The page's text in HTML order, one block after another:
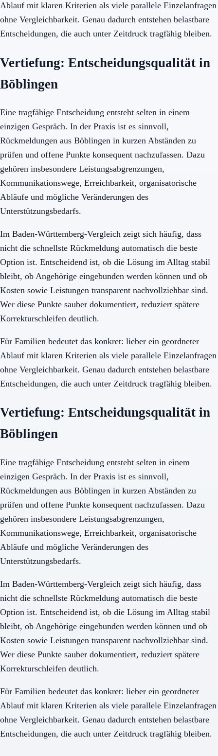
Ablauf mit klaren Kriterien als viele parallele Einzelanfragen
ohne Vergleichbarkeit. Genau dadurch entstehen belastbare
Entscheidungen, die auch unter Zeitdruck tragfähig bleiben.
Vertiefung: Entscheidungsqualität in
Böblingen
Eine tragfähige Entscheidung entsteht selten in einem
einzigen Gespräch. In der Praxis ist es sinnvoll,
Rückmeldungen aus Böblingen in kurzen Abständen zu
prüfen und offene Punkte konsequent nachzufassen. Dazu
gehören insbesondere Leistungsabgrenzungen,
Kommunikationswege, Erreichbarkeit, organisatorische
Abläufe und mögliche Veränderungen des
Unterstützungsbedarfs.
Im Baden-Württemberg-Vergleich zeigt sich häufig, dass
nicht die schnellste Rückmeldung automatisch die beste
Option ist. Entscheidend ist, ob die Lösung im Alltag stabil
bleibt, ob Angehörige eingebunden werden können und ob
Kosten sowie Leistungen transparent nachvollziehbar sind.
Wer diese Punkte sauber dokumentiert, reduziert spätere
Korrekturschleifen deutlich.
Für Familien bedeutet das konkret: lieber ein geordneter
Ablauf mit klaren Kriterien als viele parallele Einzelanfragen
ohne Vergleichbarkeit. Genau dadurch entstehen belastbare
Entscheidungen, die auch unter Zeitdruck tragfähig bleiben.
Vertiefung: Entscheidungsqualität in
Böblingen
Eine tragfähige Entscheidung entsteht selten in einem
einzigen Gespräch. In der Praxis ist es sinnvoll,
Rückmeldungen aus Böblingen in kurzen Abständen zu
prüfen und offene Punkte konsequent nachzufassen. Dazu
gehören insbesondere Leistungsabgrenzungen,
Kommunikationswege, Erreichbarkeit, organisatorische
Abläufe und mögliche Veränderungen des
Unterstützungsbedarfs.
Im Baden-Württemberg-Vergleich zeigt sich häufig, dass
nicht die schnellste Rückmeldung automatisch die beste
Option ist. Entscheidend ist, ob die Lösung im Alltag stabil
bleibt, ob Angehörige eingebunden werden können und ob
Kosten sowie Leistungen transparent nachvollziehbar sind.
Wer diese Punkte sauber dokumentiert, reduziert spätere
Korrekturschleifen deutlich.
Für Familien bedeutet das konkret: lieber ein geordneter
Ablauf mit klaren Kriterien als viele parallele Einzelanfragen
ohne Vergleichbarkeit. Genau dadurch entstehen belastbare
Entscheidungen, die auch unter Zeitdruck tragfähig bleiben.